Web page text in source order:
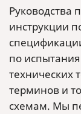
Руководства
инструкции
по
технических
терминов и
схемам. Мы